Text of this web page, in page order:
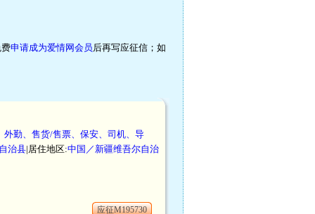
申请成为爱情网会员后再写应征信；如
外勤、售货/售票、保安、司机、导
治县|居住地区:中国／新疆维吾尔自治
应征M195730